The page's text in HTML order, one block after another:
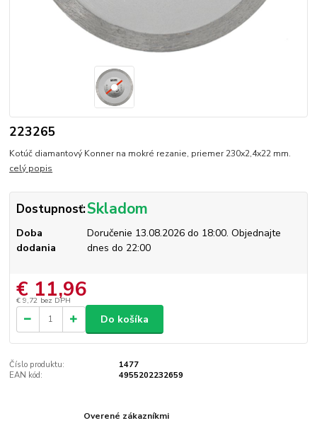
223265
Kotúč diamantový Konner na mokré rezanie, priemer 230x2,4x22 mm.
celý popis
Dostupnosť:Skladom
Doba
dodania
Doručenie 13.08.2026 do 18:00. Objednajte
dnes do 22:00
€ 11,96
€ 9,72 bez DPH
Do košíka
Číslo produktu:
1477
EAN kód:
4955202232659
Overené zákazníkmi